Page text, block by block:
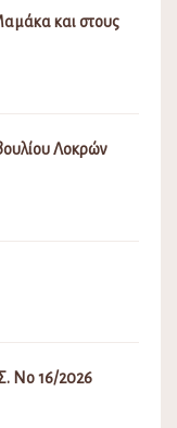
και στους
Λοκρών
Νο 16/2026